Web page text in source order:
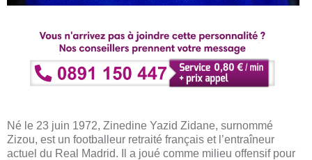
Né le 23 juin 1972, Zinedine Yazid Zidane, surnommé
Zizou, est un footballeur retraité français et l’entraîneur
actuel du Real Madrid. Il a joué comme milieu offensif pour